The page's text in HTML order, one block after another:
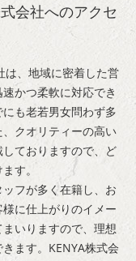
会社へのアクセ
は、地域に密着した営
かつ柔軟に対応でき
も老若男女問わず多
クオリティーの高い
ておりますので、ど
す。
フが多く在籍し、お
に仕上がりのイメー
いりますので、理想
ます。KENYA株式会